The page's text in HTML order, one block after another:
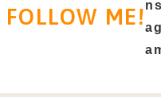
FOLLOW ME!